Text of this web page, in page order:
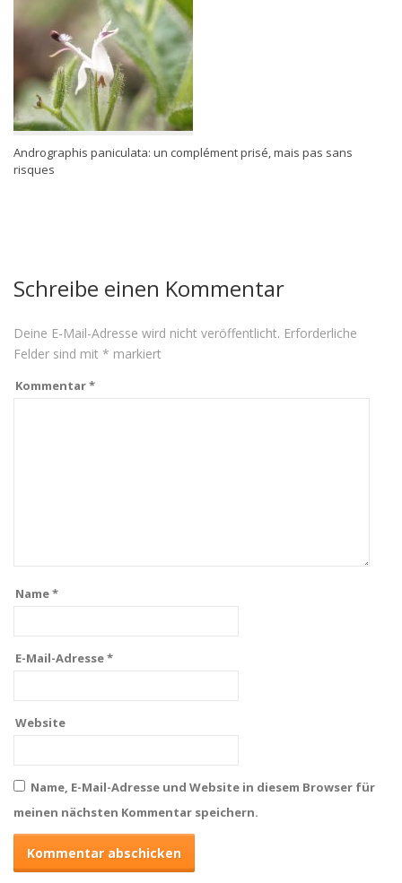
Andrographis paniculata: un complément prisé, mais pas sans
risques
Schreibe einen Kommentar
Deine E-Mail-Adresse wird nicht veröffentlicht. Erforderliche
Felder sind mit * markiert
Kommentar*
Name*
E-Mail-Adresse*
Website
Name, E-Mail-Adresse und Website in diesem Browser für
meinen nächsten Kommentar speichern.